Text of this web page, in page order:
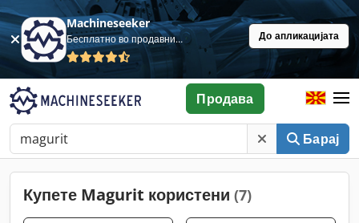
Machineseeker
Бесплатно во продавница До апликацијата
Барај
Продава
Купете Magurit користени (7)